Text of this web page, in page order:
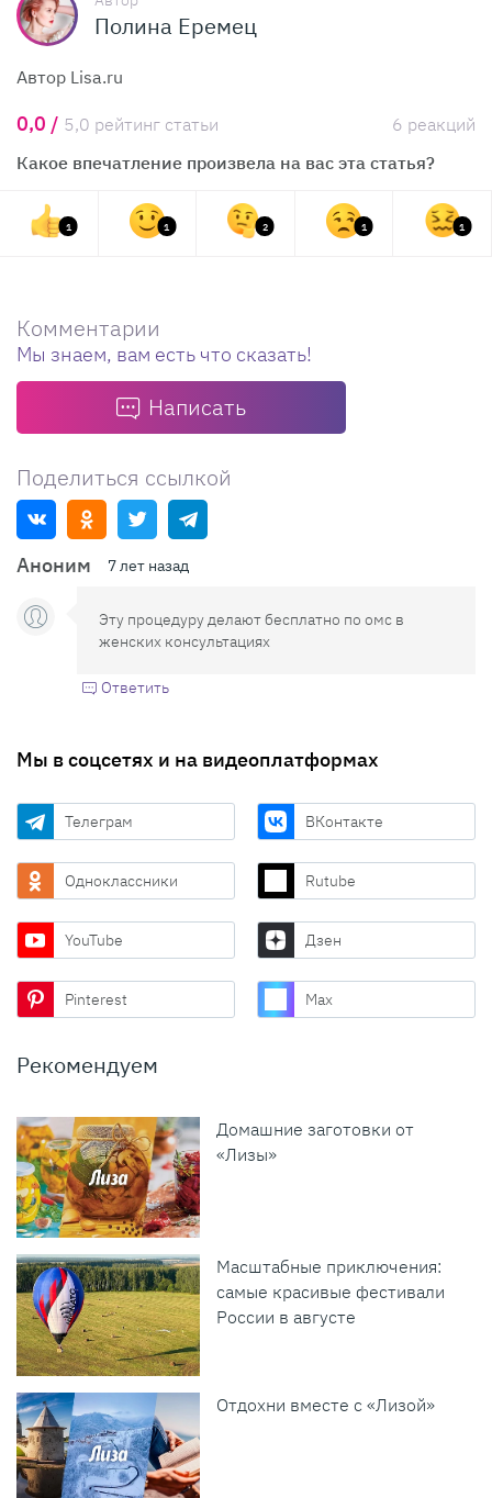
Полина Еремец
Автор Lisa.ru
0,0 / 5,0 рейтинг статьи
6 реакций
Какое впечатление произвела на вас эта статья?
1 1 2 1 1
Комментарии
Мы знаем, вам есть что сказать!
Написать
Поделиться ссылкой
Аноним 7 лет назад
Эту процедуру делают бесплатно по омс в
женских консультациях
Ответить
Мы в соцсетях и на видеоплатформах
Телеграм ВКонтакте
Одноклассники Rutube
YouTube Дзен
Pinterest Max
Рекомендуем
Домашние заготовки от
«Лизы»
Масштабные приключения:
самые красивые фестивали
России в августе
Отдохни вместе с «Лизой»